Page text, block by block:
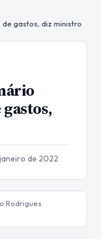
gastos, diz ministro
de 2022
Rodrigues